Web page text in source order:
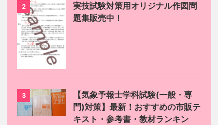
2
実技試験対策用オリジナル作図問
題集販売中！
3
【気象予報士学科試験(一般・専
門)対策】最新！おすすめの市販テ
キスト・参考書・教材ランキン